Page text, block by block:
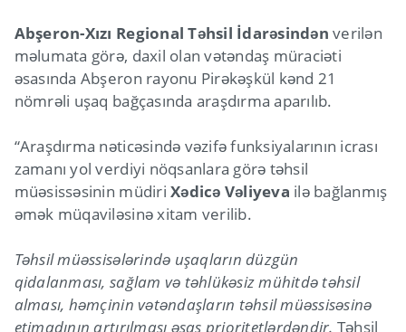
Abşeron-Xızı Regional Təhsil İdarəsindən verilən
məlumata görə, daxil olan vətəndaş müraciəti
əsasında Abşeron rayonu Pirəkəşkül kənd 21
nömrəli uşaq bağçasında araşdırma aparılıb.
“Araşdırma nəticəsində vəzifə funksiyalarının icrası
zamanı yol verdiyi nöqsanlara görə təhsil
müəsissəsinin müdiriXədicə Vəliyeva ilə bağlanmış
əmək müqaviləsinə xitam verilib.
Təhsil müəssisələrində uşaqların düzgün
qidalanması, sağlam və təhlükəsiz mühitdə təhsil
alması, həmçinin vətəndaşların təhsil müəssisəsinə
etimadının artırılması əsas prioritetlərdəndir. Təhsil